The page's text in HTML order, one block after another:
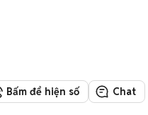
Bấm để hiện số Chat